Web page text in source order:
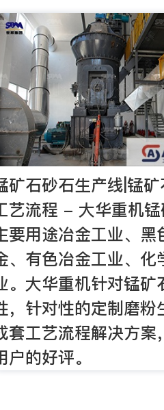
矿石砂石生产线|锰
艺流程 - 大华重机锰
要用途冶金工业、黑
、有色冶金工业、化
。大华重机针对锰矿
，针对性的定制磨粉
套工艺流程解决方案
户的好评。